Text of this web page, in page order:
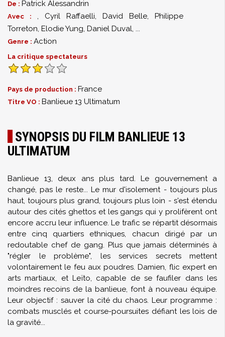
De : Patrick Alessandrin
Avec : , Cyril Raffaelli, David Belle, Philippe
Torreton, Elodie Yung, Daniel Duval, ...
Genre : Action
La critique spectateurs
Pays de production : France
Titre VO : Banlieue 13 Ultimatum
SYNOPSIS DU FILM BANLIEUE 13
ULTIMATUM
Banlieue 13, deux ans plus tard. Le gouvernement a
changé, pas le reste... Le mur d'isolement - toujours plus
haut, toujours plus grand, toujours plus loin - s'est étendu
autour des cités ghettos et les gangs qui y prolifèrent ont
encore accru leur influence. Le trafic se répartit désormais
entre cinq quartiers ethniques, chacun dirigé par un
redoutable chef de gang. Plus que jamais déterminés à
"régler le problème", les services secrets mettent
volontairement le feu aux poudres. Damien, flic expert en
arts martiaux, et Leïto, capable de se faufiler dans les
moindres recoins de la banlieue, font à nouveau équipe.
Leur objectif : sauver la cité du chaos. Leur programme :
combats musclés et course-poursuites défiant les lois de
la gravité...